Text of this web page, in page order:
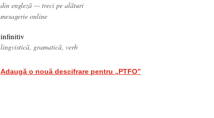
din engleză — treci pe alături
mesagerie online
infinitiv
lingvistică, gramatică, verb
Adaugă o nouă descifrare pentru „PTFO”